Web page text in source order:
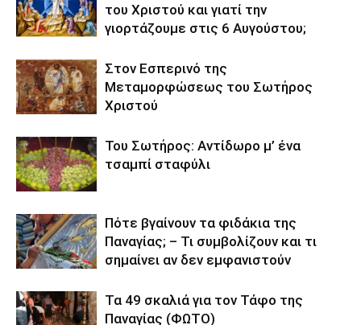
του Χριστού και γιατί την
γιορτάζουμε στις 6 Αυγούστου;
Στον Εσπερινό της
Μεταμορφώσεως του Σωτήρος
Χριστού
Του Σωτήρος: Αντίδωρο μ’ ένα
τσαμπί σταφύλι
Πότε βγαίνουν τα φιδάκια της
Παναγίας; – Τι συμβολίζουν και τι
σημαίνει αν δεν εμφανιστούν
Τα 49 σκαλιά για τον Τάφο της
Παναγίας (ΦΩΤΟ)